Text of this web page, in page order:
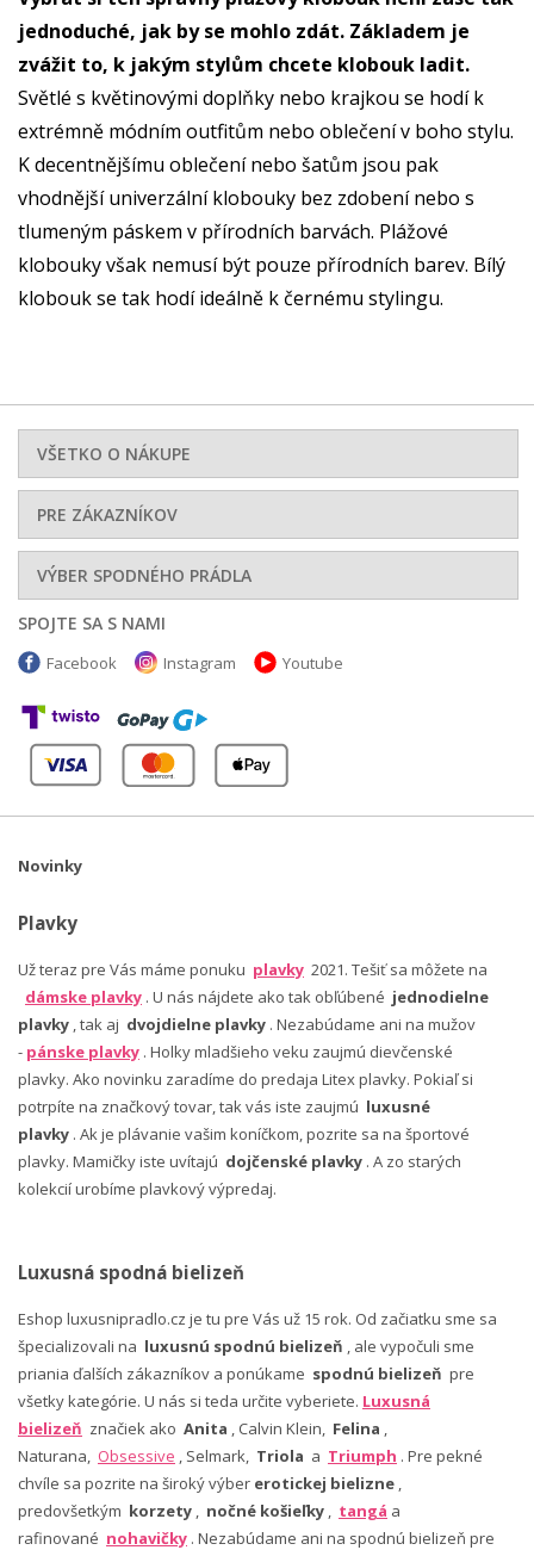
jednoduché, jak by se mohlo zdát. Základem je
zvážit to, k jakým stylům chcete klobouk ladit.
Světlé s květinovými doplňky nebo krajkou se hodí k
extrémně módním outfitům nebo oblečení v boho stylu.
K decentnějšímu oblečení nebo šatům jsou pak
vhodnější univerzální klobouky bez zdobení nebo s
tlumeným páskem v přírodních barvách. Plážové
klobouky však nemusí být pouze přírodních barev. Bílý
klobouk se tak hodí ideálně k černému stylingu.
VŠETKO O NÁKUPE
PRE ZÁKAZNÍKOV
VÝBER SPODNÉHO PRÁDLA
SPOJTE SA S NAMI
Facebook Instagram Youtube
Novinky
Plavky
Už teraz pre Vás máme ponuku plavky 2021. Tešiť sa môžete na
dámske plavky . U nás nájdete ako tak obľúbené jednodielne
plavky , tak aj dvojdielne plavky . Nezabúdame ani na mužov
- pánske plavky . Holky mladšieho veku zaujmú dievčenské
plavky. Ako novinku zaradíme do predaja Litex plavky. Pokiaľ si
potrpíte na značkový tovar, tak vás iste zaujmú luxusné
plavky . Ak je plávanie vašim koníčkom, pozrite sa na športové
plavky. Mamičky iste uvítajú dojčenské plavky . A zo starých
kolekcií urobíme plavkový výpredaj.
Luxusná spodná bielizeň
Eshop luxusnipradlo.cz je tu pre Vás už 15 rok. Od začiatku sme sa
špecializovali na luxusnú spodnú bielizeň , ale vypočuli sme
priania ďalších zákazníkov a ponúkame spodnú bielizeň pre
všetky kategórie. U nás si teda určite vyberiete. Luxusná
bielizeň značiek ako Anita , Calvin Klein, Felina ,
Naturana, Obsessive , Selmark, Triola a Triumph . Pre pekné
chvíle sa pozrite na široký výber erotickej bielizne ,
predovšetkým korzety , nočné košieľky , tangá a
rafinované nohavičky . Nezabúdame ani na spodnú bielizeň pre